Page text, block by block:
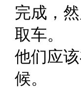
完成，
取车。
他们应
候。